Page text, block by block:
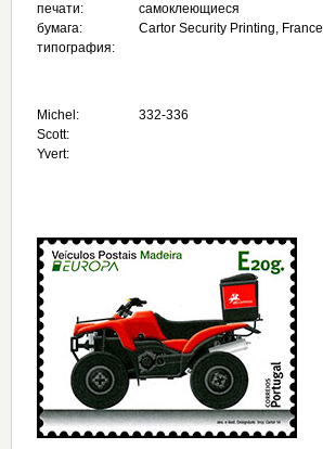
печати:
бумага:
типография:
самоклеющиеся
Cartor Security Printing, France
Michel:
Scott:
Yvert:
332-336